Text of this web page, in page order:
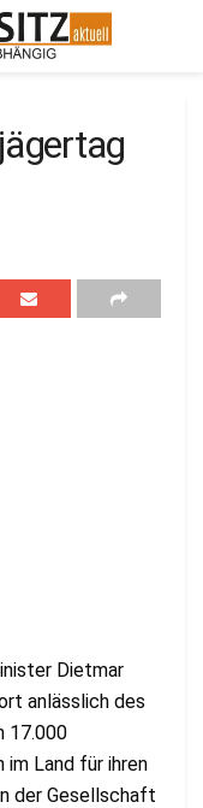
Dietmar
anlässlich des
17.000
im Land für ihren
der Gesellschaft